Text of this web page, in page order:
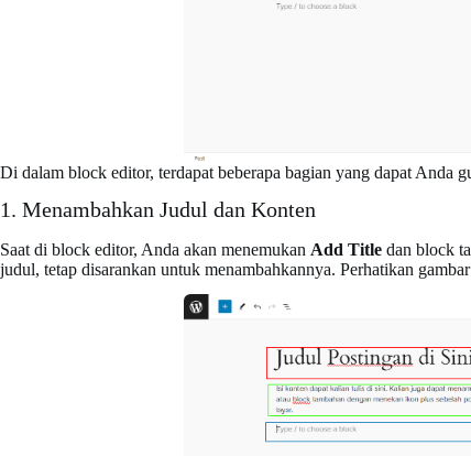
Di dalam block editor, terdapat beberapa bagian yang dapat Anda
1. Menambahkan Judul dan Konten
Saat di block editor, Anda akan menemukan Add Title dan block
judul, tetap disarankan untuk menambahkannya. Perhatikan